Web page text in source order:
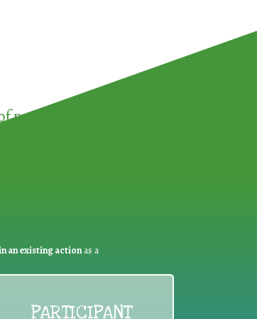
participating in the
an existing actionas a
PARTICIPANT